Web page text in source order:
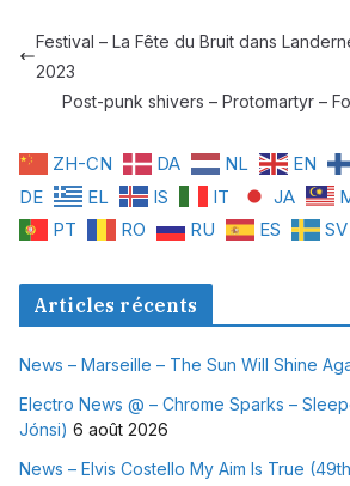
Festival – La Fête du Bruit dans
2023
Post-punk shivers – Protomartyr –
ZH-CN DA NL EN
DE
EL IS IT JA
PT
RO RU ES SV
Articles récents
News – Marseille – The Sun Will Shine
Electro News @ – Chrome Sparks –
Jónsi) 6 août 2026
News – Elvis Costello My Aim Is True